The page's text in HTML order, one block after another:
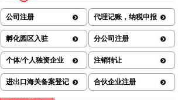
公司注册 代理记账，纳税申报
孵化园区入驻 分公司注册
个体/个人独资企业 注销转让
进出口海关备案登记 合伙企业注册